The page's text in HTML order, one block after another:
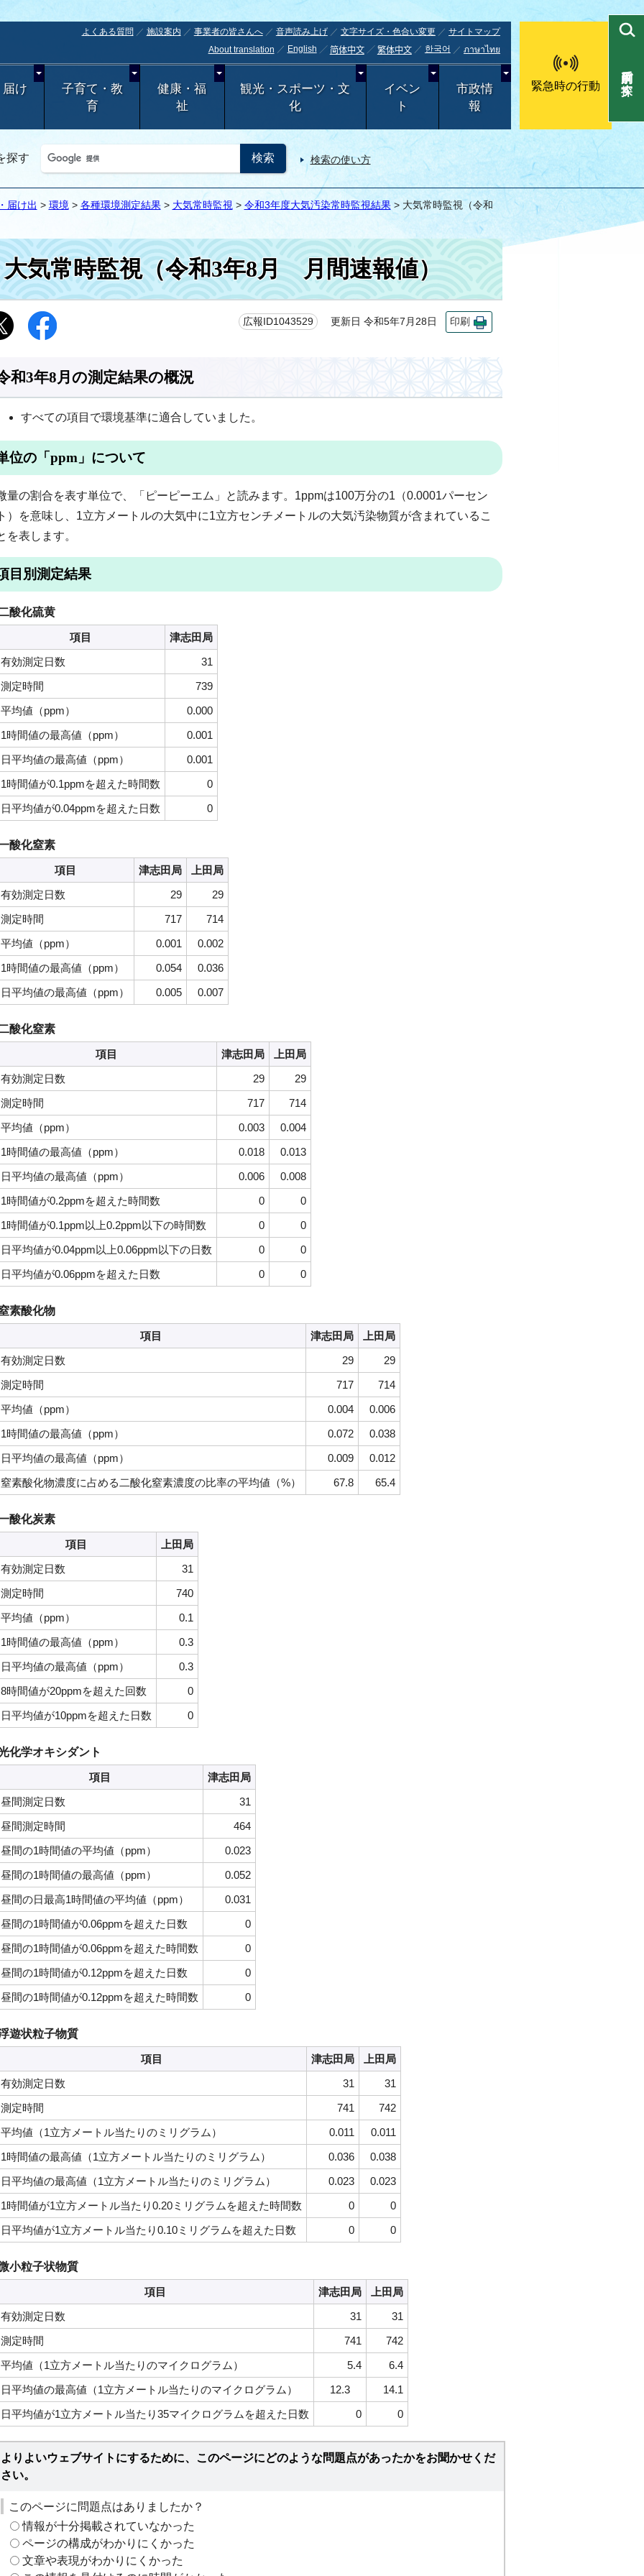
よくある質問 施設案内 事業者の皆さんへ 音声読み上げ 文字サイズ・色合い変更
サイトマップ
About translation
English 简体中文 繁体中文 한국어 ภาษาไทย
け
子育て・教
育
健康・福
祉
観光・スポーツ・文
化
イベン
ト
市政情
報
緊急時の行動
探す 検索の使い方
目的別で探す
届け出 > 環境 > 各種環境測定結果> 大気常時監視 > 令和3年度大気汚染常時監視結果> 大気常時監視（令和
大気常時監視（令和3年8月 月間速報値）
広報ID1043529 更新日 令和5年7月28日 印刷
和3年8月の測定結果の概況
すべての項目で環境基準に適合していました。
位の「ppm」について
量の割合を表す単位で、「ピーピーエム」と読みます。1ppmは100万分の1（0.0001パーセン
ト）を意味し、1立方メートルの大気中に1立方センチメートルの大気汚染物質が含まれているこ
を表します。
目別測定結果
酸化硫黄
項目
津志田局
有効測定日数
31
測定時間
739
平均値（ppm）
0.000
1時間値の最高値（ppm）
0.001
日平均値の最高値（ppm）
0.001
1時間値が0.1ppmを超えた時間数
0
日平均値が0.04ppmを超えた日数
0
酸化窒素
項目 津志田局
上田局
有効測定日数
29
29
測定時間
717
714
平均値（ppm）
0.001
0.002
1時間値の最高値（ppm）
0.054
0.036
日平均値の最高値（ppm）
0.005 0.007
酸化窒素
項目 津志田局
上田局
有効測定日数
29
29
測定時間
717
714
平均値（ppm）
0.003
0.004
1時間値の最高値（ppm）
0.018
0.013
日平均値の最高値（ppm）
0.006
0.008
1時間値が0.2ppmを超えた時間数
0
0
1時間値が0.1ppm以上0.2ppm以下の時間数
0
0
日平均値が0.04ppm以上0.06ppm以下の日数
0
0
日平均値が0.06ppmを超えた日数
0 0
素酸化物
項目 津志田局
上田局
有効測定日数
29
29
測定時間
717
714
平均値（ppm）
0.004
0.006
1時間値の最高値（ppm）
0.072
0.038
日平均値の最高値（ppm）
0.009
0.012
窒素酸化物濃度に占める二酸化窒素濃度の比率の平均値（%）
67.8 65.4
酸化炭素
項目
上田局
有効測定日数
31
測定時間
740
平均値（ppm）
0.1
1時間値の最高値（ppm）
0.3
日平均値の最高値（ppm）
0.3
8時間値が20ppmを超えた回数
0
日平均値が10ppmを超えた日数
0
化学オキシダント
項目
津志田局
昼間測定日数
31
昼間測定時間
464
昼間の1時間値の平均値（ppm）
0.023
昼間の1時間値の最高値（ppm）
0.052
昼間の日最高1時間値の平均値（ppm）
0.031
昼間の1時間値が0.06ppmを超えた日数
0
昼間の1時間値が0.06ppmを超えた時間数
0
昼間の1時間値が0.12ppmを超えた日数
0
昼間の1時間値が0.12ppmを超えた時間数
0
遊状粒子物質
項目 津志田局
上田局
有効測定日数
31
31
測定時間
741
742
平均値（1立方メートル当たりのミリグラム）
0.011
0.011
1時間値の最高値（1立方メートル当たりのミリグラム）
0.036
0.038
日平均値の最高値（1立方メートル当たりのミリグラム）
0.023
0.023
1時間値が1立方メートル当たり0.20ミリグラムを超えた時間数
0
0
日平均値が1立方メートル当たり0.10ミリグラムを超えた日数
0 0
小粒子状物質
項目 津志田局
上田局
有効測定日数
31
31
測定時間
741
742
平均値（1立方メートル当たりのマイクログラム）
5.4
6.4
日平均値の最高値（1立方メートル当たりのマイクログラム）
12.3
14.1
日平均値が1立方メートル当たり35マイクログラムを超えた日数
0 0
よりよいウェブサイトにするために、このページにどのような問題点があったかをお聞かせくだ
さい。
このページに問題点はありましたか？
情報が十分掲載されていなかった
ページの構成がわかりにくかった
文章や表現がわかりにくかった